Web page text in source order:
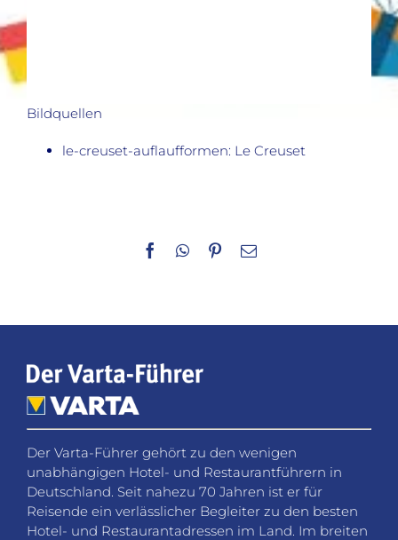
Bildquellen
le-creuset-auflaufformen: Le Creuset
Facebook
WhatsApp
Pinterest
E-
Der Varta-Führer gehört zu den wenigen
unabhängigen Hotel- und Restaurantführern in
Deutschland. Seit nahezu 70 Jahren ist er für
Reisende ein verlässlicher Begleiter zu den besten
Hotel- und Restaurantadressen im Land. Im breiten